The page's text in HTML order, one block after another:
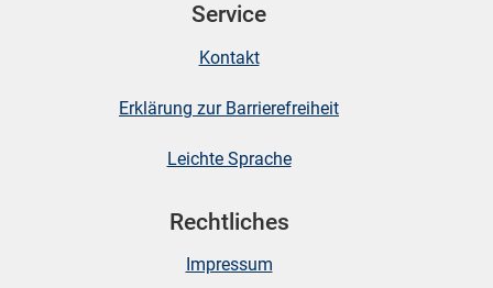
Service
Kontakt
Erklärung zur Barrierefreiheit
Leichte Sprache
Rechtliches
Impressum